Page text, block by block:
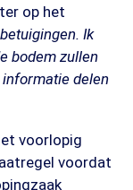
op het
Ik
bodem zullen
delen
voorlopig
voordat